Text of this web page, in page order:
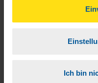
können Sie der
unserer➔
Ich bin
kompetent. Es